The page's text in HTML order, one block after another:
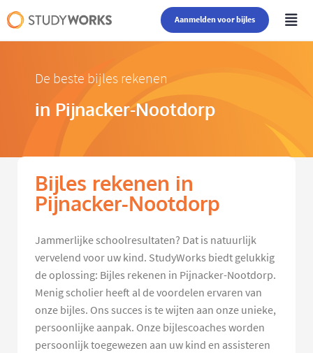
Aanmelden voor bijles
De beste bijles rekenen
in Pijnacker-Nootdorp
Bijles rekenen in
Pijnacker-Nootdorp
Jammerlijke schoolresultaten? Dat is natuurlijk
vervelend voor uw kind. StudyWorks biedt gelukkig
de oplossing: Bijles rekenen in Pijnacker-Nootdorp.
Menig scholier heeft al de voordelen ervaren van
onze bijles. Ons succes is te wijten aan onze unieke,
persoonlijke aanpak. Onze bijlescoaches worden
persoonlijk toegewezen aan uw kind en assisteren